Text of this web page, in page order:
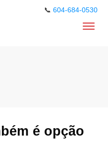
📞 604-684-0530
é opção